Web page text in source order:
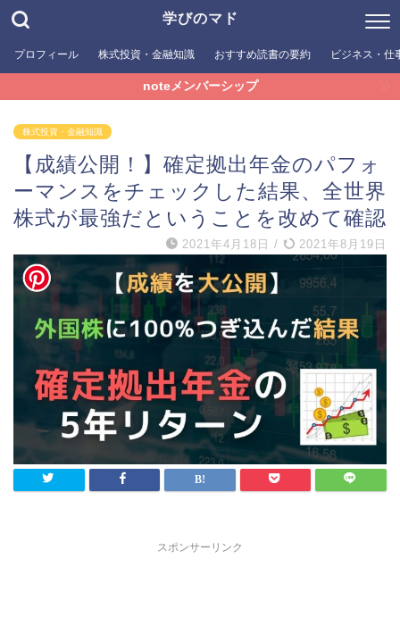
学びのマド
プロフィール 株式投資・金融知識 おすすめ読書の要約 ビジネス・仕
noteメンバーシップ
株式投資・金融知識
【成績公開！】確定拠出年金のパフォ
ーマンスをチェックした結果、全世界
株式が最強だということを改めて確認
2021年4月18日 / 2021年8月19日
スポンサーリンク